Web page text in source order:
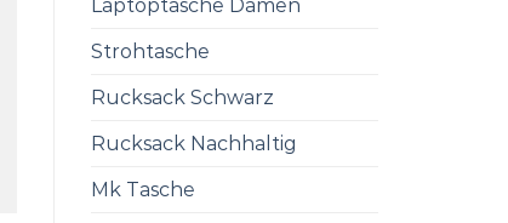
Laptoptasche Damen
Strohtasche
Rucksack Schwarz
Rucksack Nachhaltig
Mk Tasche